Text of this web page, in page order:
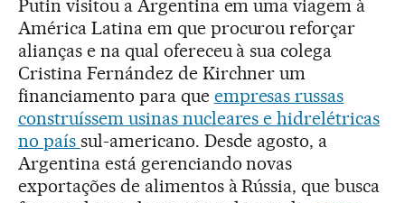
Putin visitou a Argentina em uma viagem à
América Latina em que procurou reforçar
alianças e na qual ofereceu à sua colega
Cristina Fernández de Kirchner um
financiamento para que empresas russas
construíssem usinas nucleares e hidrelétricas
no país sul-americano. Desde agosto, a
Argentina está gerenciando novas
exportações de alimentos à Rússia, que busca